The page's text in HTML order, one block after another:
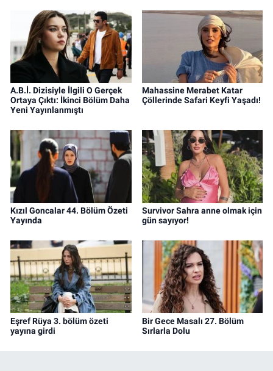
A.B.İ. Dizisiyle İlgili O Gerçek
Ortaya Çıktı: İkinci Bölüm Daha
Yeni Yayınlanmıştı
Mahassine Merabet Katar
Çöllerinde Safari Keyfi Yaşadı!
Kızıl Goncalar 44. Bölüm Özeti
Yayında
Survivor Sahra anne olmak için
gün sayıyor!
Eşref Rüya 3. bölüm özeti
yayına girdi
Bir Gece Masalı 27. Bölüm
Sırlarla Dolu